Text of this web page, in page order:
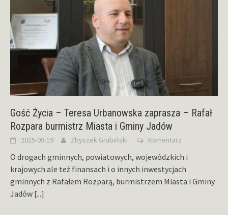
Gość Życia – Teresa Urbanowska zaprasza – Rafał
Rozpara burmistrz Miasta i Gminy Jadów
2025-09-19 Zbyszek Grabiński Komentarz
O drogach gminnych, powiatowych, wojewódzkich i
krajowych ale też finansach i o innych inwestycjach
gminnych z Rafałem Rozparą, burmistrzem Miasta i Gminy
Jadów [...]